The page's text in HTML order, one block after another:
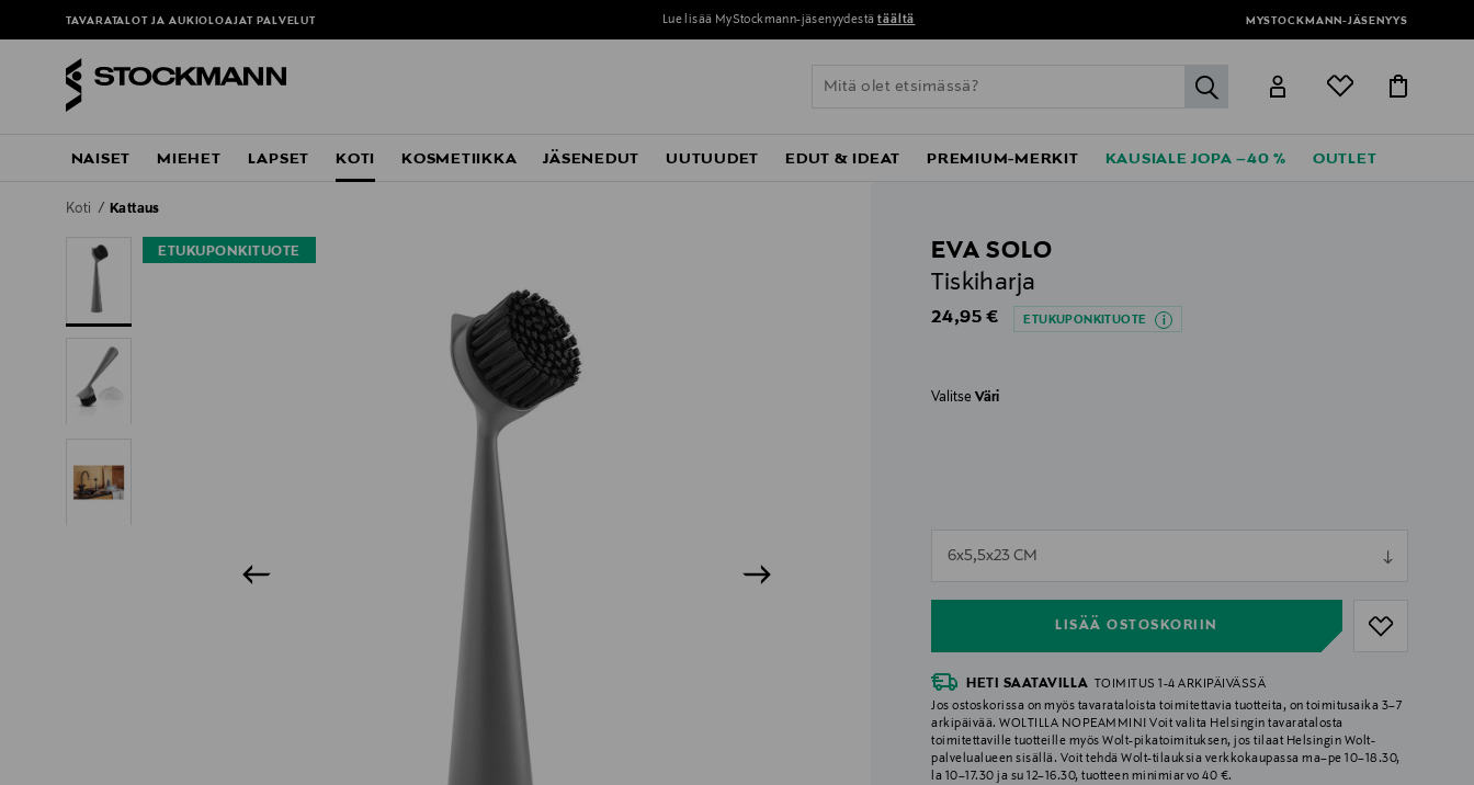
TAVARATALOT JA AUKIOLOAJAT PALVELUT
lisää MyStockmann-jäsenyydestätäältä Perustoimitus 0 € yli 120 euron ostoksista! MYSTOCKMANN-JÄSENYYS
label.header.go
NAISET MIEHET LAPSET KOTI KOSMETIIKKA JÄSENEDUT UUTUUDET EDUT & IDEAT PREMIUM-MERKIT KAUSIALE JOPA –40 % OUTLET
Koti Kattaus
ETUKUPONKITUOTE
EVA SOLO
Tiskiharja
Original Price
24,95 € ETUKUPONKITUOTE
ValitseVäri
6x5,5x23 CM
LISÄÄ OSTOSKORIIN
null
HETI SAATAVILLA
TOIMITUS 1-4 ARKIPÄIVÄSSÄ
Jos ostoskorissa on myös tavarataloista toimitettavia tuotteita, on toimitusaika 3–7
arkipäivää. WOLTILLA NOPEAMMIN! Voit valita Helsingin tavaratalosta
toimitettaville tuotteille myös Wolt-pikatoimituksen, jos tilaat Helsingin Wolt-
palvelualueen sisällä. Voit tehdä Wolt-tilauksia verkkokaupassa ma–pe 10–18.30,
la 10–17.30 ja su 12–16.30, tuotteen minimiarvo 40 €.